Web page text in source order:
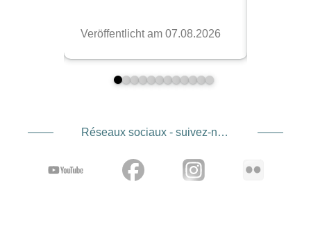
Réseaux sociaux - suivez-nous